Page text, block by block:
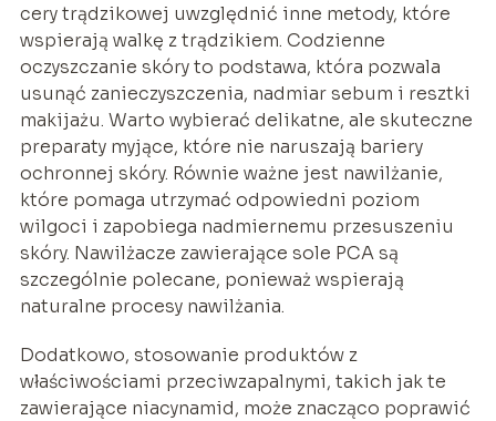
cery trądzikowej uwzględnić inne metody, które
wspierają walkę z trądzikiem. Codzienne
oczyszczanie skóry to podstawa, która pozwala
usunąć zanieczyszczenia, nadmiar sebum i resztki
makijażu. Warto wybierać delikatne, ale skuteczne
preparaty myjące, które nie naruszają bariery
ochronnej skóry. Równie ważne jest nawilżanie,
które pomaga utrzymać odpowiedni poziom
wilgoci i zapobiega nadmiernemu przesuszeniu
skóry. Nawilżacze zawierające sole PCA są
szczególnie polecane, ponieważ wspierają
naturalne procesy nawilżania.
Dodatkowo, stosowanie produktów z
właściwościami przeciwzapalnymi, takich jak te
zawierające niacynamid, może znacząco poprawić